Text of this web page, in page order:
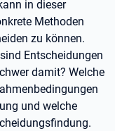
in dieser
Methoden
zu können.
Entscheidungen
damit? Welche
und welche